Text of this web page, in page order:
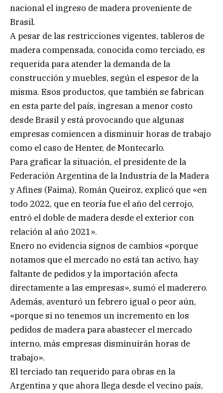
nacional el ingreso de madera proveniente de
Brasil.
A pesar de las restricciones vigentes, tableros de
madera compensada, conocida como terciado, es
requerida para atender la demanda de la
construcción y muebles, según el espesor de la
misma. Esos productos, que también se fabrican
en esta parte del país, ingresan a menor costo
desde Brasil y está provocando que algunas
empresas comiencen a disminuir horas de trabajo
como el caso de Henter, de Montecarlo.
Para graficar la situación, el presidente de la
Federación Argentina de la Industria de la Madera
y Afines (Faima), Román Queiroz, explicó que «en
todo 2022, que en teoría fue el año del cerrojo,
entró el doble de madera desde el exterior con
relación al año 2021».
Enero no evidencia signos de cambios «porque
notamos que el mercado no está tan activo, hay
faltante de pedidos y la importación afecta
directamente a las empresas», sumó el maderero.
Además, aventuró un febrero igual o peor aún,
«porque si no tenemos un incremento en los
pedidos de madera para abastecer el mercado
interno, más empresas disminuirán horas de
trabajo».
El terciado tan requerido para obras en la
Argentina y que ahora llega desde el vecino país,